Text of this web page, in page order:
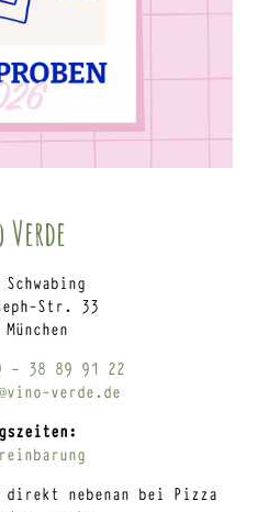
Schwabing
Str. 33
– 38 89 91 22
verde.de
direkt nebenan bei Pizza